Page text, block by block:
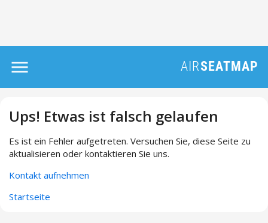
Ups! Etwas ist falsch gelaufen
Es ist ein Fehler aufgetreten. Versuchen Sie, diese Seite zu
aktualisieren oder kontaktieren Sie uns.
Kontakt aufnehmen
Startseite